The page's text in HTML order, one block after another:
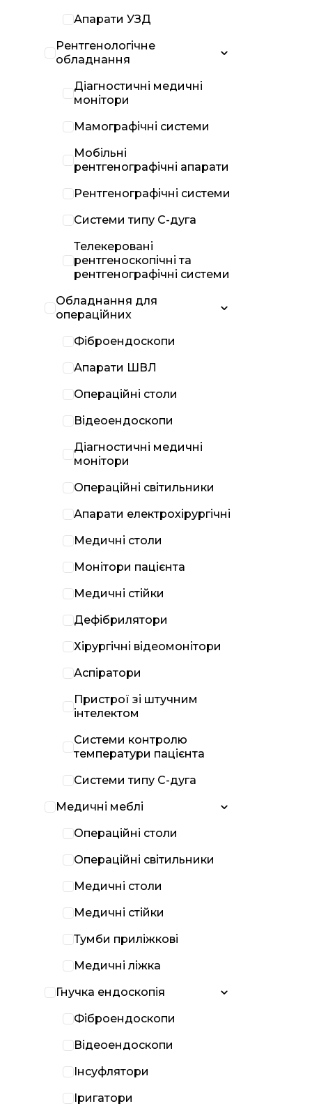
Апарати УЗД
Рентгенологічне
обладнання
Діагностичні медичні
монітори
Мамографічні системи
Мобільні
рентгенографічні апарати
Рентгенографічні системи
Системи типу С-дуга
Телекеровані
рентгеноскопічні та
рентгенографічні системи
Обладнання для
операційних
Фіброендоскопи
Апарати ШВЛ
Операційні столи
Відеоендоскопи
Діагностичні медичні
монітори
Операційні світильники
Апарати електрохірургічні
Медичні столи
Монітори пацієнта
Медичні стійки
Дефібрилятори
Хірургічні відеомонітори
Аспіратори
Пристрої зі штучним
інтелектом
Системи контролю
температури пацієнта
Системи типу С-дуга
Медичні меблі
Операційні столи
Операційні світильники
Медичні столи
Медичні стійки
Тумби приліжкові
Медичні ліжка
Гнучка ендоскопія
Фіброендоскопи
Відеоендоскопи
Інсуфлятори
Іригатори